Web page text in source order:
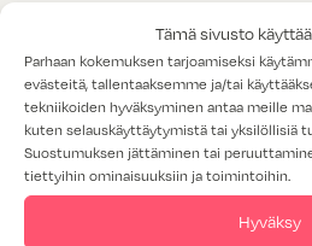
Tämä sivusto
Parhaan kokemuksen tarjoamiseksi
evästeitä, tallentaaksemme ja/tai
tekniikoiden hyväksyminen antaa meille
kuten selauskäyttäytymistä tai yksilöllisiä
Suostumuksen jättäminen tai
tiettyihin ominaisuuksiin ja toimintoihin.
Hyväksy